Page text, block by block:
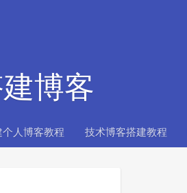
博客
个人博客教程 技术博客搭建教程